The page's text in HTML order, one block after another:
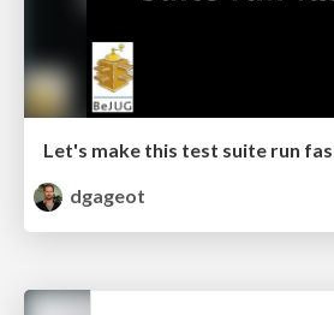
Let's make this test suite run
dgageot